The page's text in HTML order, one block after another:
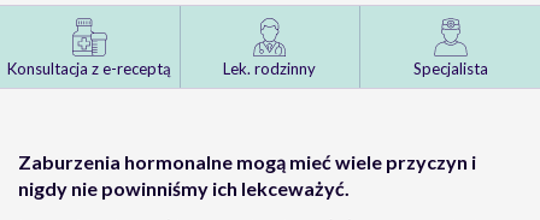
Konsultacja z e-receptą Lek. rodzinny Specjalista
Zaburzenia hormonalne mogą mieć wiele przyczyn i
nigdy nie powinniśmy ich lekceważyć.